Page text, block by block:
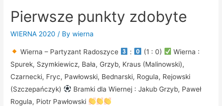
Pierwsze punkty zdobyte
WIERNA 2020 / Bywierna
Wierna – Partyzant Radoszyce : (1 : 0)
Wierna :
Spurek, Szymkiewicz, Bała, Grzyb, Kraus (Malinowski),
Czarnecki, Fryc, Pawłowski, Bednarski, Rogula, Rejowski
(Szczepańczyk)
Bramki dla Wiernej : Jakub Grzyb, Paweł
Rogula, Piotr Pawłowski